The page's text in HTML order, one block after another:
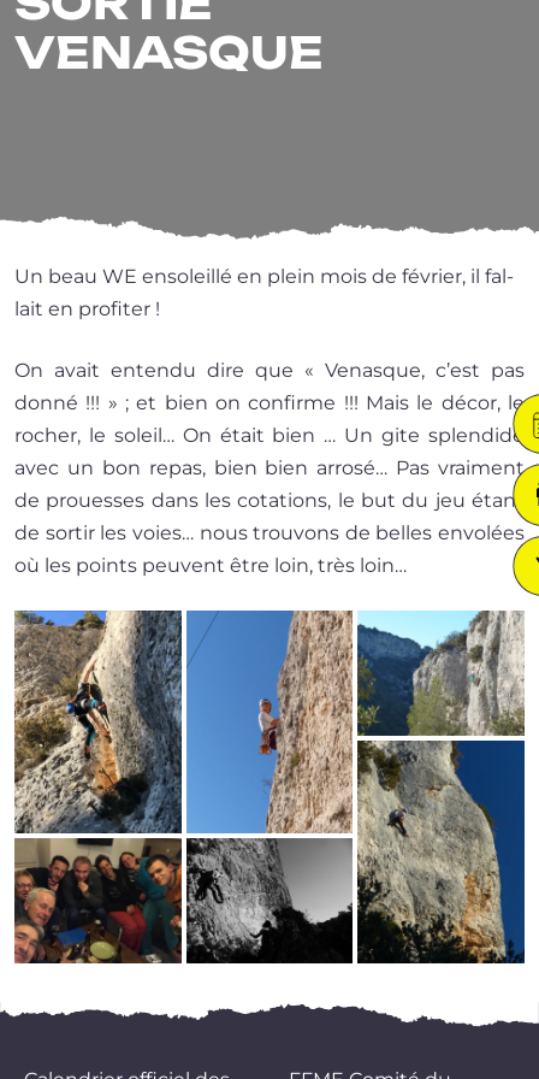
VENASQUE
Un beau WE enso­leillé en plein mois de février, il fal­
lait en profiter !
On avait enten­du dire que « Venasque, c’est pas
don­né !!! » ; et bien on confirme !!! Mais le décor, le
rocher, le soleil… On était bien … Un gite splen­dide
avec un bon repas, bien bien arro­sé… Pas vrai­ment
de prouesses dans les cota­tions, le but du jeu étant
de sor­tir les voies… nous trou­vons de belles envo­lées
où les points peuvent être loin, très loin…